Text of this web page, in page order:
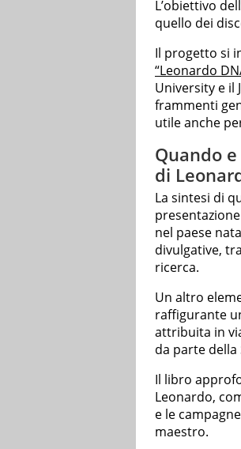
L’obiettivo
quello dei
Il progetto si
“Leonardo
University e il
frammenti
utile anche
Quando
di
La sintesi di
nel paese
divulgative,
ricerca.
Un altro
raffigurante
attribuita in
da parte della
Il libro
Leonardo,
e le
maestro.